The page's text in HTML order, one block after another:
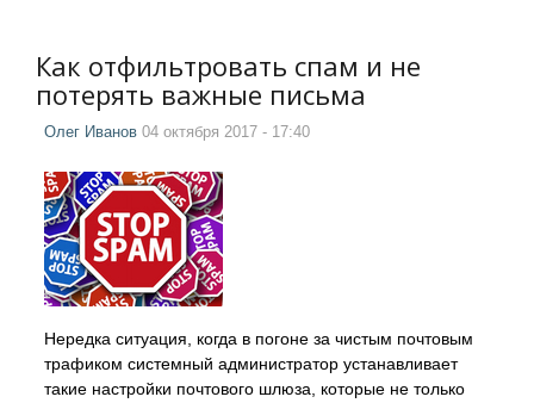
Как отфильтровать спам и не
потерять важные письма
Олег Иванов 04 октября 2017 - 17:40
Нередка ситуация, когда в погоне за чистым почтовым
трафиком системный администратор устанавливает
такие настройки почтового шлюза, которые не только